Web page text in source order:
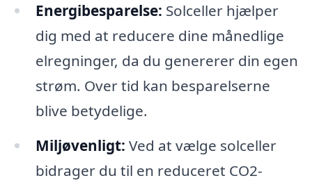
Energibesparelse: Solceller hjælper
dig med at reducere dine månedlige
elregninger, da du genererer din egen
strøm. Over tid kan besparelserne
blive betydelige.
Miljøvenligt: Ved at vælge solceller
bidrager du til en reduceret CO2-